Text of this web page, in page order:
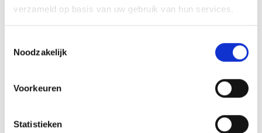
verzameld op basis van uw gebruik van hun services.
Noodzakelijk
Voorkeuren
Statistieken
GERELATEERDE PRODUCTEN
aan
verlanglijst